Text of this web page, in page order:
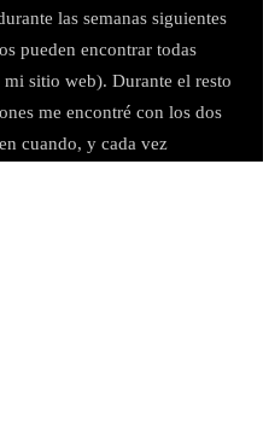
las semanas siguientes
pueden encontrar todas
mi sitio web). Durante el resto
me encontré con los dos
cuando, y cada vez